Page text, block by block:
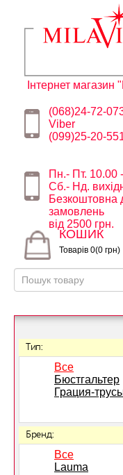
Інтернет
(068)24-72-
Viber
(099)25-20-
Пн.- Пт. 10.00
Сб.- Нд.
Безкоштовна
замовлень
від 2500 грн.
КОШИК
Товарів 0(0 грн)
Тип:
Все
Бюстгальтер
Грация-
Бренд:
Все
Lauma